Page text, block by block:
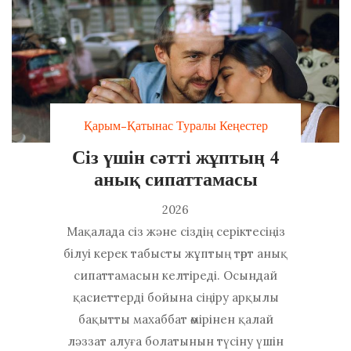
Қарым-Қатынас Туралы Кеңестер
Сіз үшін сәтті жұптың 4
анық сипаттамасы
2026
Мақалада сіз және сіздің серіктесіңіз
білуі керек табысты жұптың төрт анық
сипаттамасын келтіреді. Осындай
қасиеттерді бойына сіңіру арқылы
бақытты махаббат өмірінен қалай
ләззат алуға болатынын түсіну үшін